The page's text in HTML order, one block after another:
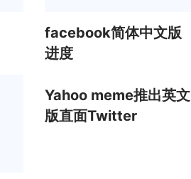
facebook简体中文版
进度
Yahoo meme推出英文
版直面Twitter